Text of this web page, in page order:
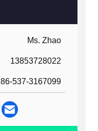
Ms. Zhao
13853728022
86-537-3167099